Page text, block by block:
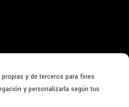
y de terceros para fines
y personalizarla según tus
GVRTE/2025/5022135